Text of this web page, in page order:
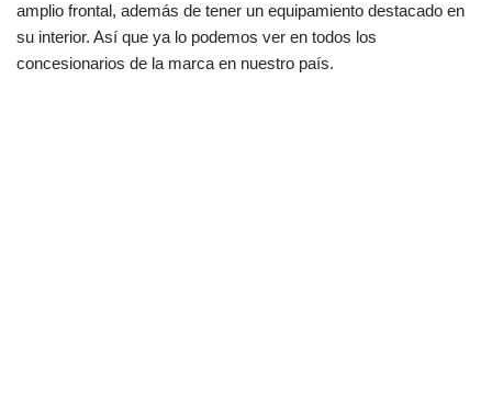
amplio frontal, además de tener un equipamiento destacado en
su interior. Así que ya lo podemos ver en todos los
concesionarios de la marca en nuestro país.